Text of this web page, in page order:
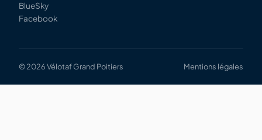
BlueSky
Facebook
© 2026 Vélotaf Grand Poitiers Mentions légales